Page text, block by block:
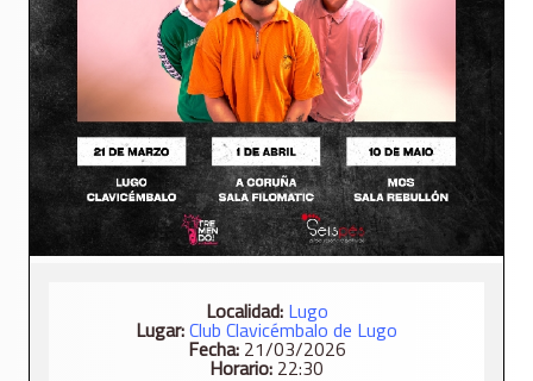
Localidad: Lugo
Lugar:Club Clavicémbalo de Lugo
Fecha:21/03/2026
Horario: 22:30